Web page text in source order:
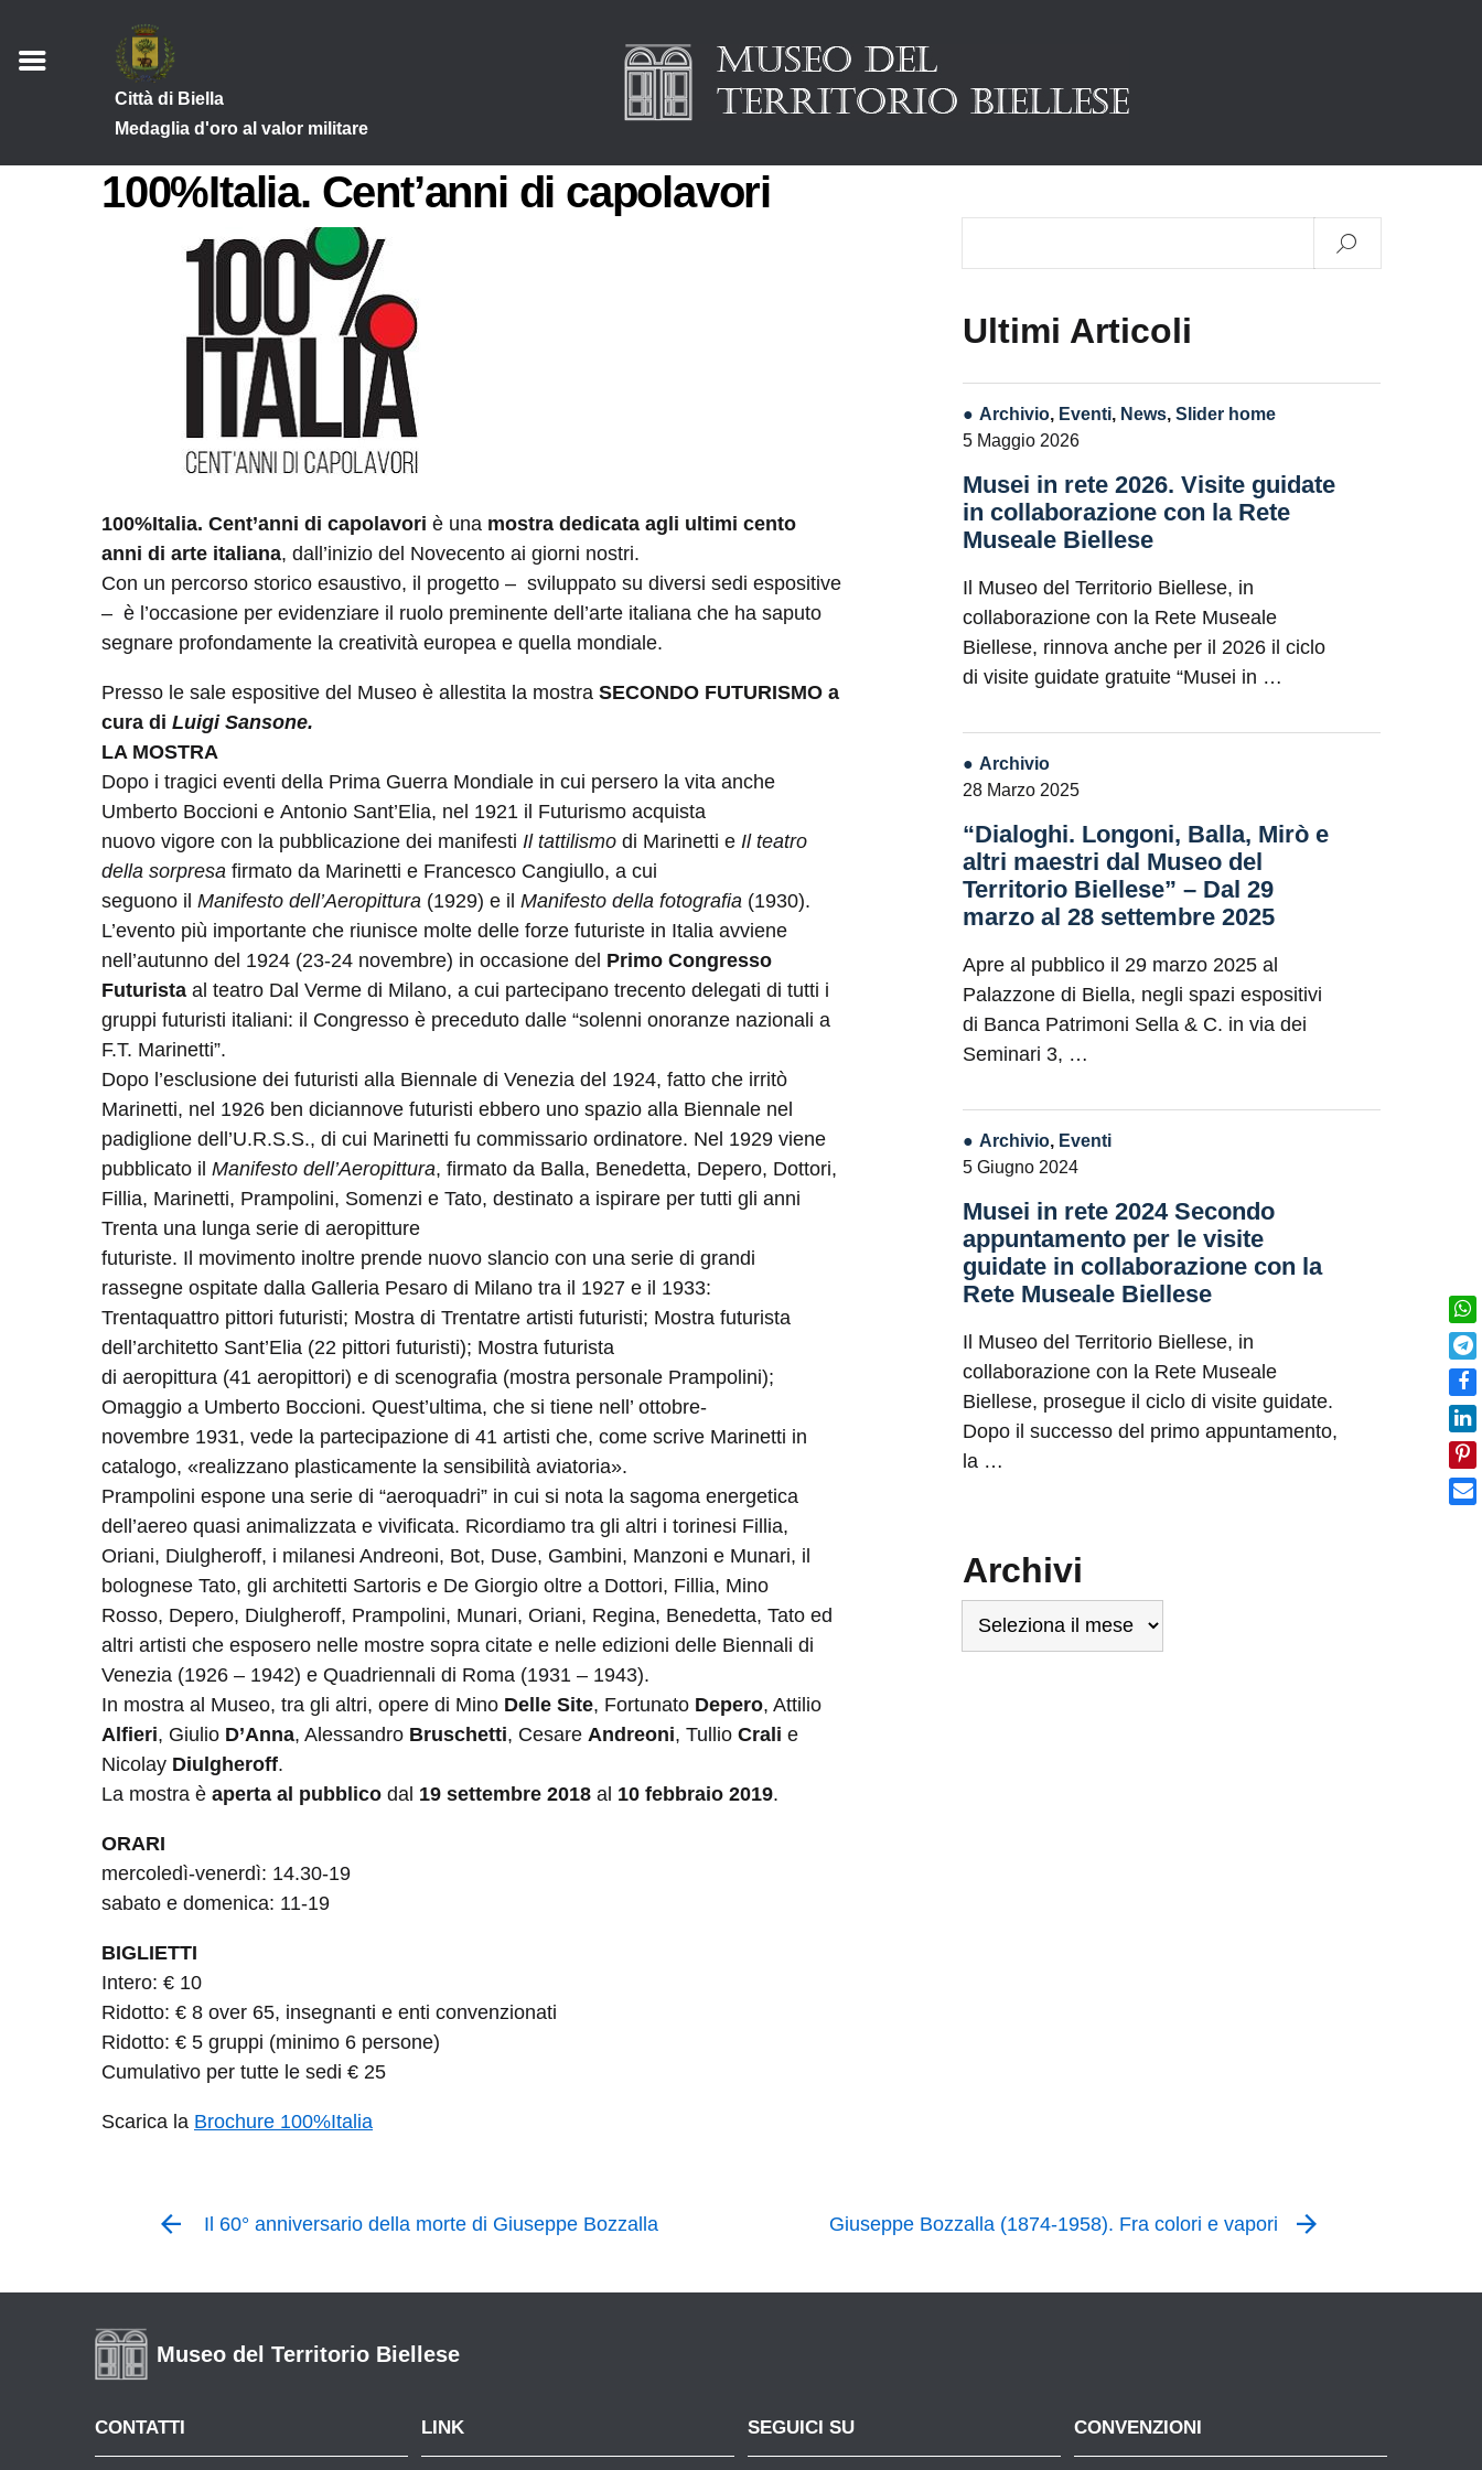
Città di Biella
Medaglia d'oro al valor militare
100%Italia. Cent’anni di capolavori
100%Italia. Cent’anni di capolavori è una mostra dedicata agli ultimi cento
anni di arte italiana, dall’inizio del Novecento ai giorni nostri.
Con un percorso storico esaustivo, il progetto – sviluppato su diversi sedi espositive
– è l’occasione per evidenziare il ruolo preminente dell’arte italiana che ha saputo
segnare profondamente la creatività europea e quella mondiale.
Presso le sale espositive del Museo è allestita la mostra SECONDO FUTURISMO a
cura di Luigi Sansone.
LA MOSTRA
Dopo i tragici eventi della Prima Guerra Mondiale in cui persero la vita anche
Umberto Boccioni e Antonio Sant’Elia, nel 1921 il Futurismo acquista
nuovo vigore con la pubblicazione dei manifesti Il tattilismo di Marinetti e Il teatro
della sorpresa firmato da Marinetti e Francesco Cangiullo, a cui
seguono il Manifesto dell’Aeropittura (1929) e il Manifesto della fotografia (1930).
L’evento più importante che riunisce molte delle forze futuriste in Italia avviene
nell’autunno del 1924 (23-24 novembre) in occasione del Primo Congresso
Futurista al teatro Dal Verme di Milano, a cui partecipano trecento delegati di tutti i
gruppi futuristi italiani: il Congresso è preceduto dalle “solenni onoranze nazionali a
F.T. Marinetti”.
Dopo l’esclusione dei futuristi alla Biennale di Venezia del 1924, fatto che irritò
Marinetti, nel 1926 ben diciannove futuristi ebbero uno spazio alla Biennale nel
padiglione dell’U.R.S.S., di cui Marinetti fu commissario ordinatore. Nel 1929 viene
pubblicato il Manifesto dell’Aeropittura, firmato da Balla, Benedetta, Depero, Dottori,
Fillia, Marinetti, Prampolini, Somenzi e Tato, destinato a ispirare per tutti gli anni
Trenta una lunga serie di aeropitture
futuriste. Il movimento inoltre prende nuovo slancio con una serie di grandi
rassegne ospitate dalla Galleria Pesaro di Milano tra il 1927 e il 1933:
Trentaquattro pittori futuristi; Mostra di Trentatre artisti futuristi; Mostra futurista
dell’architetto Sant’Elia (22 pittori futuristi); Mostra futurista
di aeropittura (41 aeropittori) e di scenografia (mostra personale Prampolini);
Omaggio a Umberto Boccioni. Quest’ultima, che si tiene nell’ ottobre-
novembre 1931, vede la partecipazione di 41 artisti che, come scrive Marinetti in
catalogo, «realizzano plasticamente la sensibilità aviatoria».
Prampolini espone una serie di “aeroquadri” in cui si nota la sagoma energetica
dell’aereo quasi animalizzata e vivificata. Ricordiamo tra gli altri i torinesi Fillia,
Oriani, Diulgheroff, i milanesi Andreoni, Bot, Duse, Gambini, Manzoni e Munari, il
bolognese Tato, gli architetti Sartoris e De Giorgio oltre a Dottori, Fillia, Mino
Rosso, Depero, Diulgheroff, Prampolini, Munari, Oriani, Regina, Benedetta, Tato ed
altri artisti che esposero nelle mostre sopra citate e nelle edizioni delle Biennali di
Venezia (1926 – 1942) e Quadriennali di Roma (1931 – 1943).
In mostra al Museo, tra gli altri, opere di Mino Delle Site, Fortunato Depero, Attilio
Alfieri, Giulio D’Anna, Alessandro Bruschetti, Cesare Andreoni, Tullio Crali e
Nicolay Diulgheroff.
La mostra è aperta al pubblico dal 19 settembre 2018 al 10 febbraio 2019.
ORARI
mercoledì-venerdì: 14.30-19
sabato e domenica: 11-19
BIGLIETTI
Intero: € 10
Ridotto: € 8 over 65, insegnanti e enti convenzionati
Ridotto: € 5 gruppi (minimo 6 persone)
Cumulativo per tutte le sedi € 25
Scarica la Brochure 100%Italia
Ultimi Articoli
Archivio, Eventi, News,Slider home
5 Maggio 2026
Musei in rete 2026. Visite guidate
in collaborazione con la Rete
Museale Biellese
Il Museo del Territorio Biellese, in
collaborazione con la Rete Museale
Biellese, rinnova anche per il 2026 il ciclo
di visite guidate gratuite “Musei in …
Archivio
28 Marzo 2025
“Dialoghi. Longoni, Balla, Mirò e
altri maestri dal Museo del
Territorio Biellese” – Dal 29
marzo al 28 settembre 2025
Apre al pubblico il 29 marzo 2025 al
Palazzone di Biella, negli spazi espositivi
di Banca Patrimoni Sella & C. in via dei
Seminari 3, …
Archivio, Eventi
5 Giugno 2024
Musei in rete 2024 Secondo
appuntamento per le visite
guidate in collaborazione con la
Rete Museale Biellese
Il Museo del Territorio Biellese, in
collaborazione con la Rete Museale
Biellese, prosegue il ciclo di visite guidate.
Dopo il successo del primo appuntamento,
la …
Archivi
Archivi
Il 60° anniversario della morte di Giuseppe Bozzalla Giuseppe Bozzalla (1874-1958). Fra colori e vapori
Museo del Territorio Biellese
CONTATTI LINK SEGUICI SU CONVENZIONI